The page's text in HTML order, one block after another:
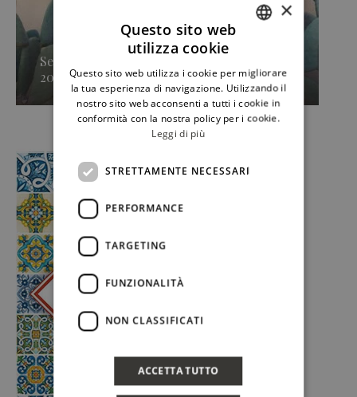
Secondo approdo di Sicilia en Primeur
2026, Caruso & Minini »
ENGLISH
×
Questo sito web
utilizza cookie
Questo sito web utilizza i cookie per migliorare
la tua esperienza di navigazione. Utilizzando il
nostro sito web acconsenti a tutti i cookie in
conformità con la nostra policy per i cookie.
Leggi di più
STRETTAMENTE NECESSARI
PERFORMANCE
TARGETING
FUNZIONALITÀ
NON CLASSIFICATI
ACCETTA TUTTO